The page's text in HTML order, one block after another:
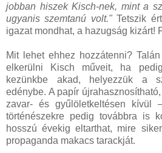
jobban hiszek Kisch-nek, mint a
ugyanis szemtanú volt."Tetszik
igazat mondhat, a hazugság kizárt!
Mit lehet ehhez hozzátenni?
elkerülni Kisch műveit, ha
kezünkbe akad, helyezzük a
edénybe. A papír
zavar- és gyűlöletkeltésen kívül
történészekre pedig továbbra is
hosszú évekig eltarthat, mire
propaganda makacs tarackját.